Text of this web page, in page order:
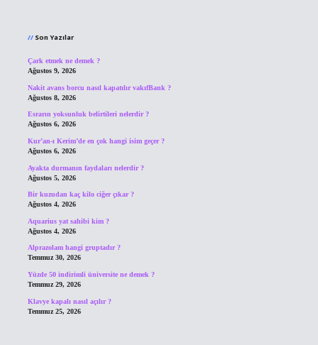
Son Yazılar
Çark etmek ne demek ?
Ağustos 9, 2026
Nakit avans borcu nasıl kapatılır vakıfBank ?
Ağustos 8, 2026
Esrarın yoksunluk belirtileri nelerdir ?
Ağustos 6, 2026
Kur’an-ı Kerim’de en çok hangi isim geçer ?
Ağustos 6, 2026
Ayakta durmanın faydaları nelerdir ?
Ağustos 5, 2026
Bir kuzudan kaç kilo ciğer çıkar ?
Ağustos 4, 2026
Aquarius yat sahibi kim ?
Ağustos 4, 2026
Alprazolam hangi gruptadır ?
Temmuz 30, 2026
Yüzde 50 indirimli üniversite ne demek ?
Temmuz 29, 2026
Klavye kapalı nasıl açılır ?
Temmuz 25, 2026